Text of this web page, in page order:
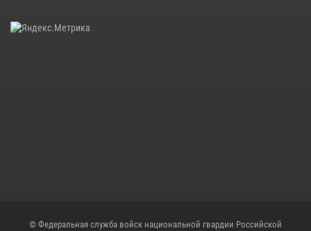
© Федеральная служба войск национальной гвардии Российской